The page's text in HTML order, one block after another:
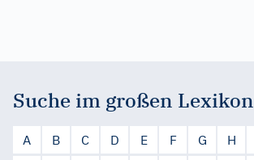
Suche im großen Lexikon
A B C D E F G H